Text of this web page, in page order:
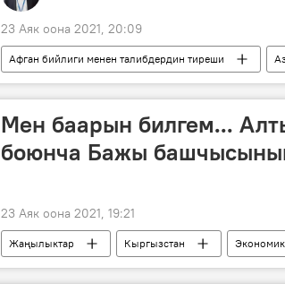
23 Аяк оона 2021, 20:09
Афган бийлиги менен талибдердин тиреши
Афганистан
"Талибан" кыймылы
Мен баарын билгем...
боюнча Бажы
23 Аяк оона 2021, 19:21
Жаңылыктар Кыргызстан
Мамлекеттик бажы кызматы
Самат Исабеков